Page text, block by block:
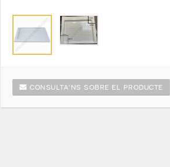
CONSULTA'NS SOBRE EL PRODUCTE